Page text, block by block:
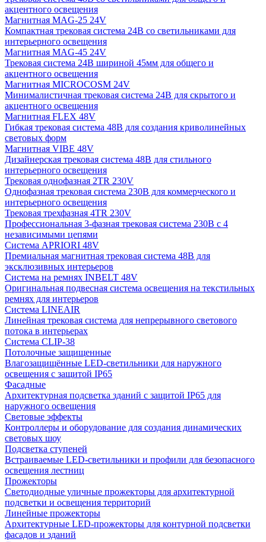
акцентного освещения
Магнитная MAG-25 24V
Компактная трековая система 24В со светильниками для
интерьерного освещения
Магнитная MAG-45 24V
Трековая система 24В шириной 45мм для общего и
акцентного освещения
Магнитная MICROCOSM 24V
Минималистичная трековая система 24В для скрытого и
акцентного освещения
Магнитная FLEX 48V
Гибкая трековая система 48В для создания криволинейных
световых форм
Магнитная VIBE 48V
Дизайнерская трековая система 48В для стильного
интерьерного освещения
Трековая однофазная 2TR 230V
Однофазная трековая система 230В для коммерческого и
интерьерного освещения
Трековая трехфазная 4TR 230V
Профессиональная 3-фазная трековая система 230В с 4
независимыми цепями
Система APRIORI 48V
Премиальная магнитная трековая система 48В для
эксклюзивных интерьеров
Система на ремнях INBELT 48V
Оригинальная подвесная система освещения на текстильных
ремнях для интерьеров
Система LINEAIR
Линейная трековая система для непрерывного светового
потока в интерьерах
Система CLIP-38
Потолочные защищенные
Влагозащищённые LED-светильники для наружного
освещения с защитой IP65
Фасадные
Архитектурная подсветка зданий с защитой IP65 для
наружного освещения
Световые эффекты
Контроллеры и оборудование для создания динамических
световых шоу
Подсветка ступеней
Встраиваемые LED-светильники и профили для безопасного
освещения лестниц
Прожекторы
Светодиодные уличные прожекторы для архитектурной
подсветки и освещения территорий
Линейные прожекторы
Архитектурные LED-прожекторы для контурной подсветки
фасадов и зданий